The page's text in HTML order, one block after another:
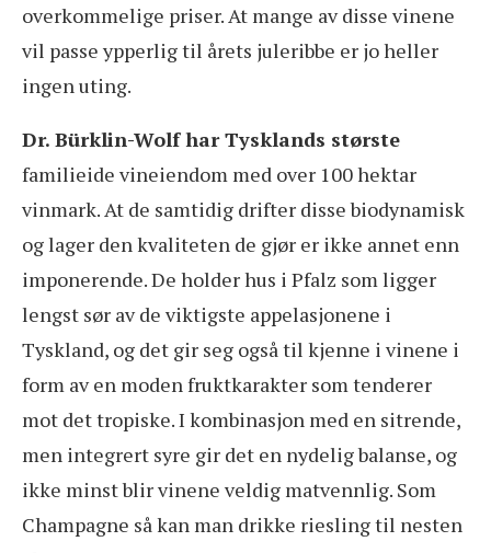
overkommelige priser. At mange av disse vinene
vil passe ypperlig til årets juleribbe er jo heller
ingen uting.
Dr. Bürklin-Wolf har Tysklands største
familieide vineiendom med over 100 hektar
vinmark. At de samtidig drifter disse biodynamisk
og lager den kvaliteten de gjør er ikke annet enn
imponerende. De holder hus i Pfalz som ligger
lengst sør av de viktigste appelasjonene i
Tyskland, og det gir seg også til kjenne i vinene i
form av en moden fruktkarakter som tenderer
mot det tropiske. I kombinasjon med en sitrende,
men integrert syre gir det en nydelig balanse, og
ikke minst blir vinene veldig matvennlig. Som
Champagne så kan man drikke riesling til nesten